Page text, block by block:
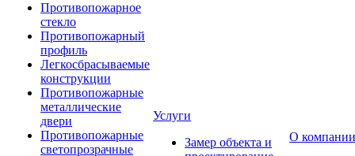
Противопожарное
стекло
Противопожарный
профиль
Легкосбрасываемые
конструкции
Противопожарные
металлические
двери
Противопожарные
светопрозрачные
Услуги
Замер объекта и
О компании